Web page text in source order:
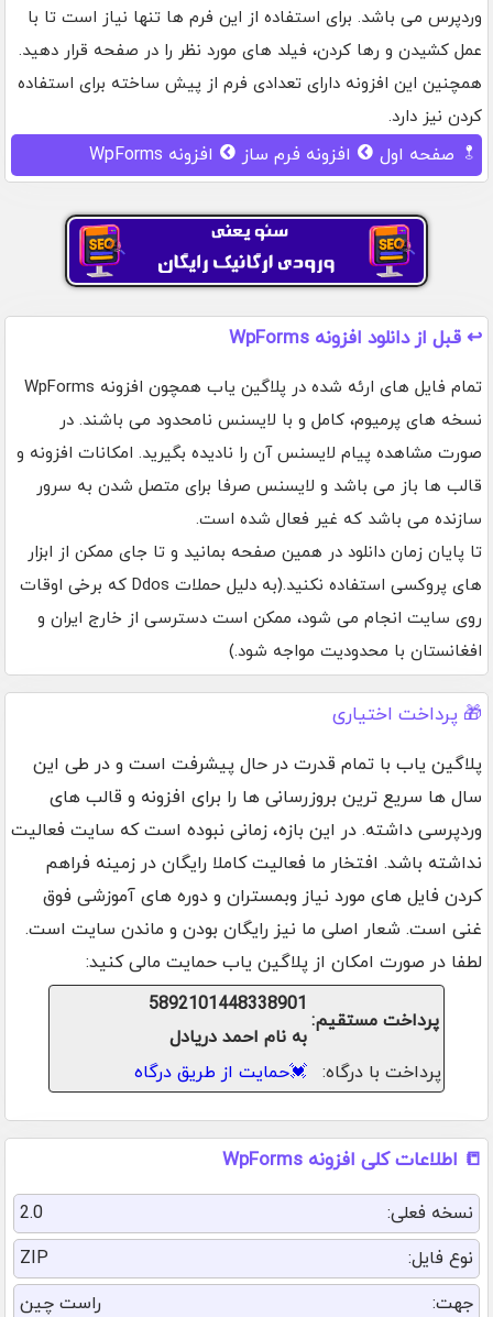
وردپرس می باشد. برای استفاده از این فرم ها تنها نیاز است تا با
عمل کشیدن و رها کردن، فیلد های مورد نظر را در صفحه قرار دهید.
همچنین این افزونه دارای تعدادی فرم از پیش ساخته برای استفاده
کردن نیز دارد.
صفحه اول افزونه فرم ساز افزونه WpForms
↩️ قبل از دانلود افزونه WpForms
تمام فایل های ارئه شده در پلاگین یاب همچون افزونه WpForms
نسخه های پرمیوم، کامل و با لایسنس نامحدود می باشند. در
صورت مشاهده پیام لایسنس آن را نادیده بگیرید. امکانات افزونه و
قالب ها باز می باشد و لایسنس صرفا برای متصل شدن به سرور
سازنده می باشد که غیر فعال شده است.
تا پایان زمان دانلود در همین صفحه بمانید و تا جای ممکن از ابزار
های پروکسی استفاده نکنید.(به دلیل حملات Ddos که برخی اوقات
روی سایت انجام می شود، ممکن است دسترسی از خارج ایران و
افغانستان با محدودیت مواجه شود.)
🎁 پرداخت اختیاری
پلاگین یاب با تمام قدرت در حال پیشرفت است و در طی این
سال ها سریع ترین بروزرسانی ها را برای افزونه و قالب های
وردپرسی داشته. در این بازه، زمانی نبوده است که سایت فعالیت
نداشته باشد. افتخار ما فعالیت کاملا رایگان در زمینه فراهم
کردن فایل های مورد نیاز وبمستران و دوره های آموزشی فوق
غنی است. شعار اصلی ما نیز رایگان بودن و ماندن سایت است.
لطفا در صورت امکان از پلاگین یاب حمایت مالی کنید:
پرداخت مستقیم:
5892101448338901
به نام احمد دریادل
پرداخت با درگاه:
💓حمایت از طریق درگاه
📒 اطلاعات کلی افزونه WpForms
نسخه فعلی:
2.0
نوع فایل:
ZIP
جهت:
راست چین